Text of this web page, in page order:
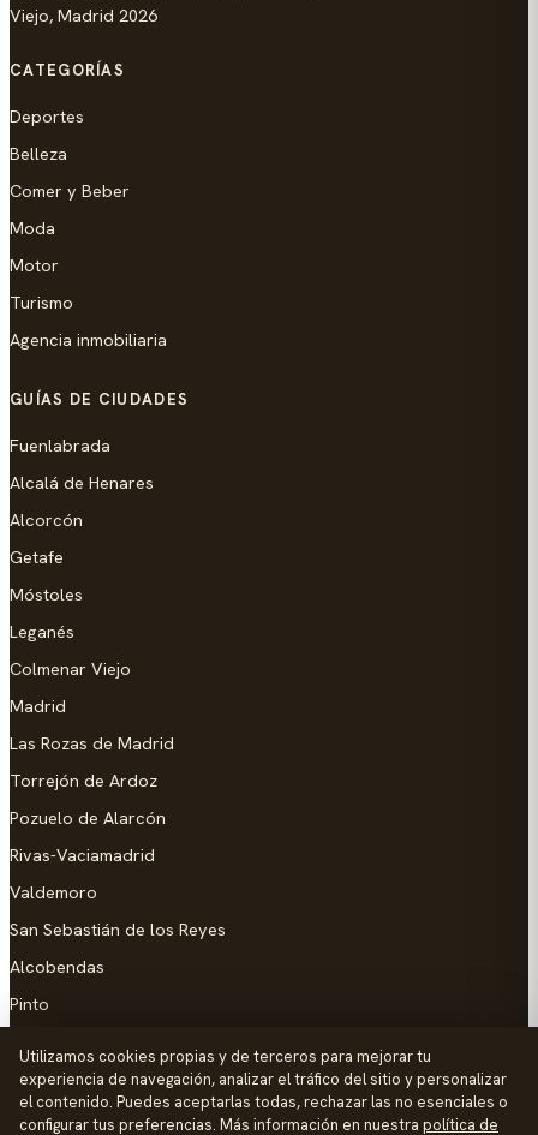
Viejo, Madrid 2026
CATEGORÍAS
Deportes
Belleza
Comer y Beber
Moda
Motor
Turismo
Agencia inmobiliaria
GUÍAS DE CIUDADES
Fuenlabrada
Alcalá de Henares
Alcorcón
Getafe
Móstoles
Leganés
Colmenar Viejo
Madrid
Las Rozas de Madrid
Torrejón de Ardoz
Pozuelo de Alarcón
Rivas-Vaciamadrid
Valdemoro
San Sebastián de los Reyes
Alcobendas
Pinto
AYUDA
Utilizamos cookies propias y de terceros para mejorar tu
experiencia de navegación, analizar el tráfico del sitio y personalizar
el contenido. Puedes aceptarlas todas, rechazar las no esenciales o
configurar tus preferencias. Más información en nuestra política de